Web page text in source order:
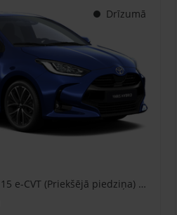
Drīzumā
Active Plus 1.5 Hybrid 115 e-CVT (Priekšējā piedziņa) (68 kW)